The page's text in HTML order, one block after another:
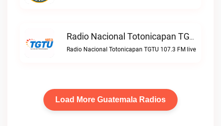
Radio Nacional Totonicapan TGTU 107.3 FM Live
Radio Nacional Totonicapan TGTU 107.3 FM live
Load More Guatemala Radios